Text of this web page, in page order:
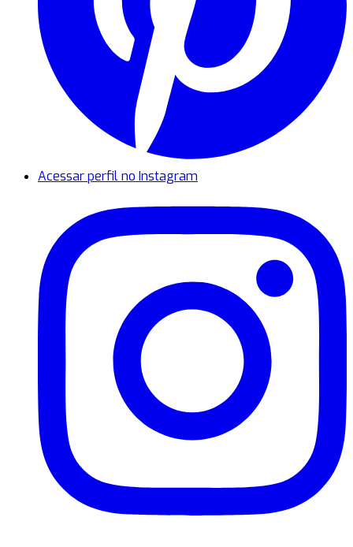
Acessar perfil no Instagram